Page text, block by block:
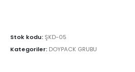
Stok kodu:ŞKD-05
Kategoriler: DOYPACK GRUBU